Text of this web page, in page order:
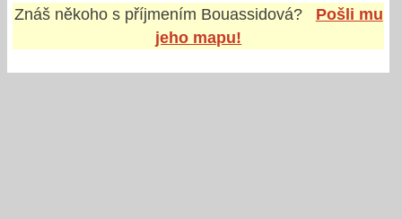
Znáš někoho s příjmením Bouassidová?
Pošli mu
jeho mapu!